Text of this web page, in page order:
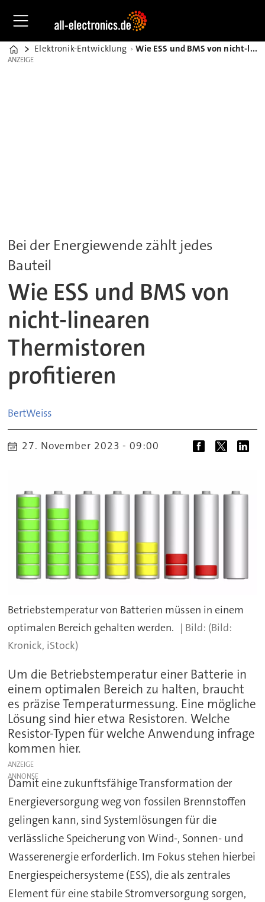
Home
Elektronik-Entwicklung Wie ESS und BMS von nicht-linearen Thermistoren profitieren
ANZEIGE
ANZEIGE
Bei der Energiewende zählt jedes
Bauteil
Wie ESS und BMS von
nicht-linearen
Thermistoren
profitieren
BertWeiss
27. November 2023 - 09:00
Betriebstemperatur von Batterien müssen in einem
optimalen Bereich gehalten werden.
(Bild:
Kronick, iStock)
Um die Betriebstemperatur einer Batterie in
einem optimalen Bereich zu halten, braucht
es präzise Temperaturmessung. Eine mögliche
Lösung sind hier etwa Resistoren. Welche
Resistor-Typen für welche Anwendung infrage
kommen hier.
ANZEIGE
Damit eine zukunftsfähige Transformation der
Energieversorgung weg von fossilen Brennstoffen
gelingen kann, sind Systemlösungen für die
verlässliche Speicherung von Wind-, Sonnen- und
Wasserenergie erforderlich. Im Fokus stehen hierbei
Energiespeichersysteme (ESS), die als zentrales
Element für eine stabile Stromversorgung sorgen,